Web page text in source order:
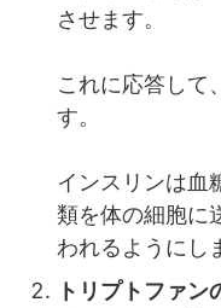
させます。
これに応答して
す。
インスリンは血
類を体の細胞に
われるようにし
トリプトファン